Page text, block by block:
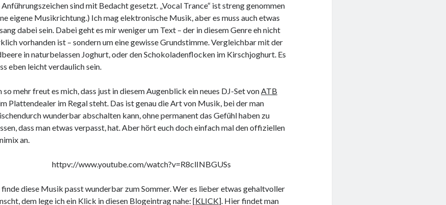
sind mit Bedacht gesetzt. „Vocal Trance“ ist streng genommen
eigene Musikrichtung.) Ich mag elektronische Musik, aber es muss auch etwas
dabei sein. Dabei geht es mir weniger um Text – der in diesem Genre eh nicht
vorhanden ist – sondern um eine gewisse Grundstimme. Vergleichbar mit der
in naturbelassen Joghurt, oder den Schokoladenflocken im Kirschjoghurt. Es
eben leicht verdaulich sein.
so mehr freut es mich, dass just in diesem Augenblick ein neues DJ-Set vonATB
Plattendealer im Regal steht. Das ist genau die Art von Musik, bei der man
wunderbar abschalten kann, ohne permanent das Gefühl haben zu
dass man etwas verpasst, hat. Aber hört euch doch einfach mal den offiziellen
an.
httpv://www.youtube.com/watch?v=R8clINBGUSs
finde diese Musik passt wunderbar zum Sommer. Wer es lieber etwas gehaltvoller
dem lege ich ein Klick in diesen Blogeintrag nahe: [KLICK]. Hier findet man